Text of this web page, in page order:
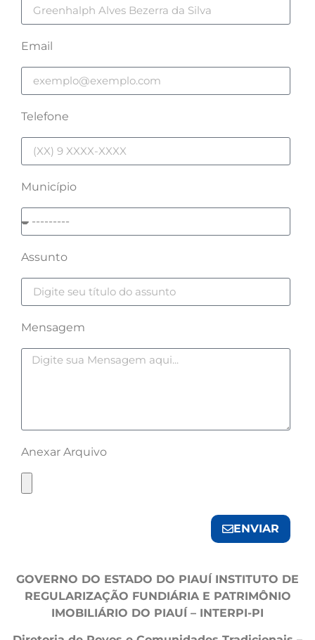
Email
Telefone
Município
Assunto
Mensagem
Anexar Arquivo
ENVIAR
GOVERNO DO ESTADO DO PIAUÍ INSTITUTO DE
REGULARIZAÇÃO FUNDIÁRIA E PATRIMÔNIO
IMOBILIÁRIO DO PIAUÍ – INTERPI-PI